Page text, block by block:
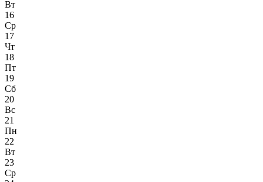
Вт
16
Ср
17
Чт
18
Пт
19
Сб
20
Вс
21
Пн
22
Вт
23
Ср